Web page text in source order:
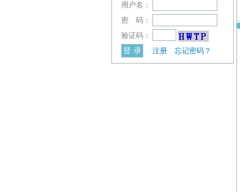
用户名：
密 码：
验证码：
注册
忘记密码？